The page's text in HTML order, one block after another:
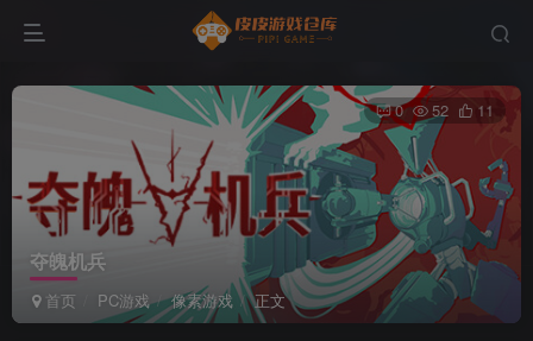
夺魄机兵
首页 PC游戏 像素游戏 正文
0 52 11